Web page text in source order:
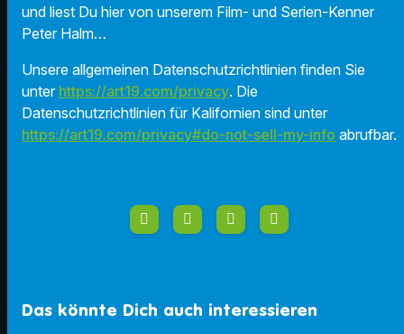
und liest Du hier von unserem Film- und Serien-Kenner
Peter Halm…
Unsere allgemeinen Datenschutzrichtlinien finden Sie
unter https://art19.com/privacy. Die
Datenschutzrichtlinien für Kalifornien sind unter
https://art19.com/privacy#do-not-sell-my-info abrufbar.
Das könnte Dich auch interessieren